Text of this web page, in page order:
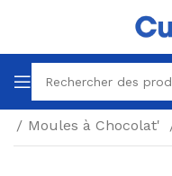
Moules à Chocolat'